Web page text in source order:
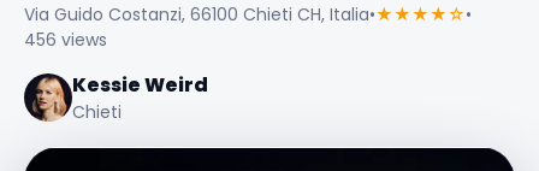
Via Guido Costanzi, 66100 Chieti CH, Italia•★★★★☆•
456 views
Kessie Weird
Chieti